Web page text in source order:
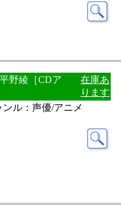
野綾［CDア
在庫あ
ります
ル：声優/アニメ